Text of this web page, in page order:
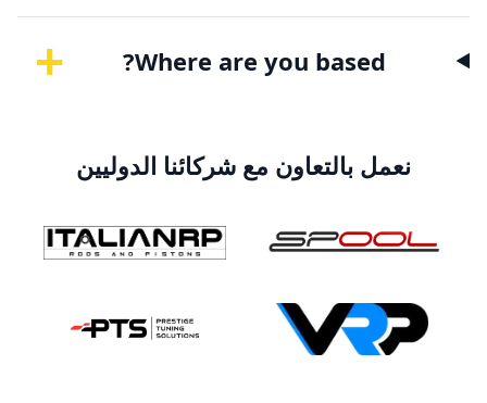
Where are you based?
+
نعمل بالتعاون مع شركائنا الدوليين